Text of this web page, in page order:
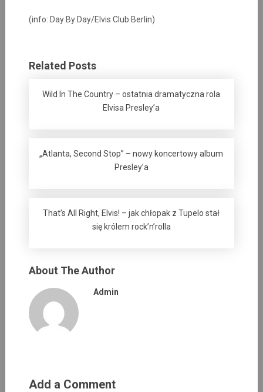
(info: Day By Day/Elvis Club Berlin)
Related Posts
Wild In The Country – ostatnia dramatyczna rola
Elvisa Presley’a
„Atlanta, Second Stop” – nowy koncertowy album
Presley’a
That’s All Right, Elvis! – jak chłopak z Tupelo stał
się królem rock’n’rolla
About The Author
Admin
Add a Comment